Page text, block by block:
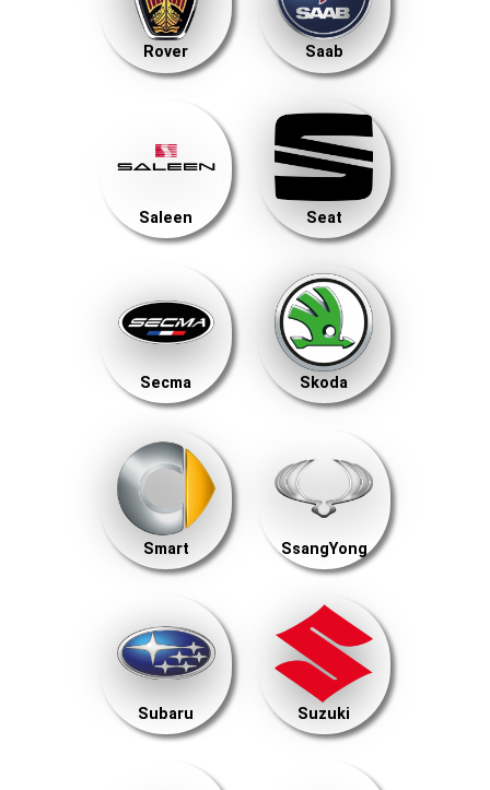
Rover Saab
Saleen Seat
Secma Skoda
Smart SsangYong
Subaru Suzuki